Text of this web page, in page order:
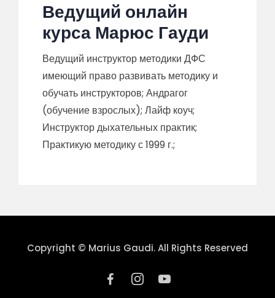
Ведущий онлайн
курса Марюс Гауди
Ведущий инструктор методики ДФС
имеющий право развивать методику и
обучать инструкторов; Андрагог
(обучение взрослых); Лайф коуч;
Инструктор дыхательных практик;
Практикую методику с 1999 г.;
Copyright © Marius Gaudi. All Rights Reserved